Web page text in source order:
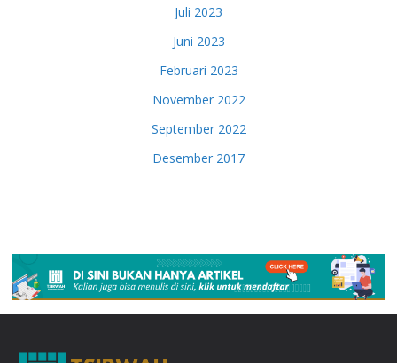
Juli 2023
Juni 2023
Februari 2023
November 2022
September 2022
Desember 2017